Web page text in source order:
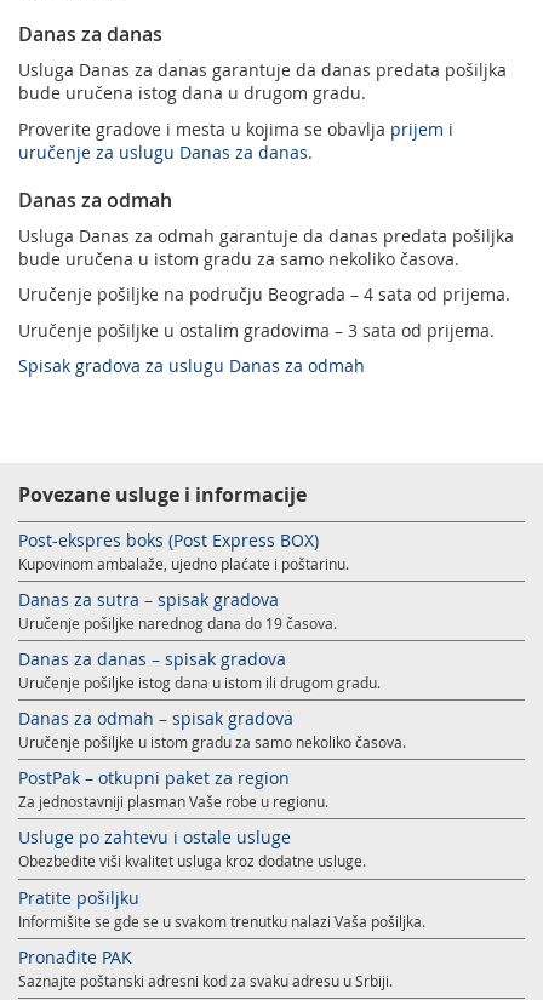
Danas za danas
Usluga Danas za danas garantuje da danas predata pošiljka
bude uručena istog dana u drugom gradu.
Proverite gradove i mesta u kojima se obavlja prijem i
uručenje za uslugu Danas za danas.
Danas za odmah
Usluga Danas za odmah garantuje da danas predata pošiljka
bude uručena u istom gradu za samo nekoliko časova.
Uručenje pošiljke na području Beograda – 4 sata od prijema.
Uručenje pošiljke u ostalim gradovima – 3 sata od prijema.
Spisak gradova za uslugu Danas za odmah
Povezane usluge i informacije
Post-ekspres boks (Post Express BOX)
Kupovinom ambalaže, ujedno plaćate i poštarinu.
Danas za sutra – spisak gradova
Uručenje pošiljke narednog dana do 19 časova.
Danas za danas – spisak gradova
Uručenje pošiljke istog dana u istom ili drugom gradu.
Danas za odmah – spisak gradova
Uručenje pošiljke u istom gradu za samo nekoliko časova.
PostPak – otkupni paket za region
Za jednostavniji plasman Vaše robe u regionu.
Usluge po zahtevu i ostale usluge
Obezbedite viši kvalitet usluga kroz dodatne usluge.
Pratite pošiljku
Informišite se gde se u svakom trenutku nalazi Vaša pošiljka.
Pronađite PAK
Saznajte poštanski adresni kod za svaku adresu u Srbiji.